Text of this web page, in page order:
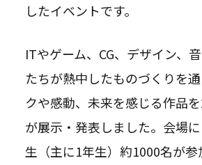
したイベントです。
ITやゲーム、CG、デザイン、
たちが熱中したものづくりを
クや感動、未来を感じる作品
が展示・発表しました。会場
生（主に1年生）約1000名が参